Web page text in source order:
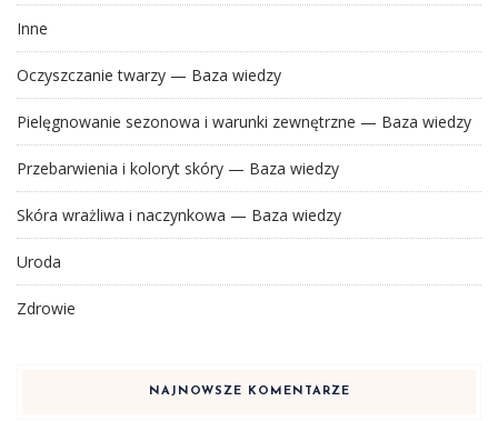
Inne
Oczyszczanie twarzy — Baza wiedzy
Pielęgnowanie sezonowa i warunki zewnętrzne — Baza wiedzy
Przebarwienia i koloryt skóry — Baza wiedzy
Skóra wrażliwa i naczynkowa — Baza wiedzy
Uroda
Zdrowie
NAJNOWSZE KOMENTARZE